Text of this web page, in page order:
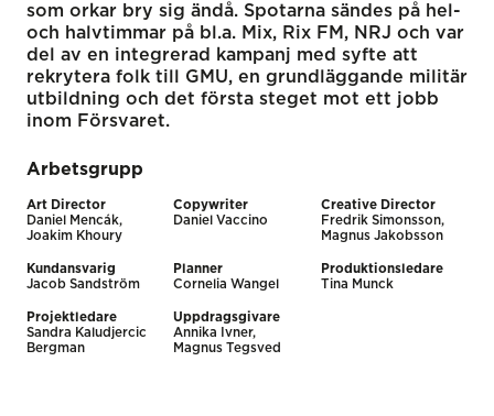
som orkar bry sig ändå. Spotarna sändes på hel-
och halvtimmar på bl.a. Mix, Rix FM, NRJ och var
del av en integrerad kampanj med syfte att
rekrytera folk till GMU, en grundläggande militär
utbildning och det första steget mot ett jobb
inom Försvaret.
Arbetsgrupp
Art Director
Daniel Mencák,
Joakim Khoury
Copywriter
Daniel Vaccino
Creative Director
Fredrik Simonsson,
Magnus Jakobsson
Kundansvarig
Jacob Sandström
Planner
Cornelia Wangel
Produktionsledare
Tina Munck
Projektledare
Sandra Kaludjercic
Bergman
Uppdragsgivare
Annika Ivner,
Magnus Tegsved